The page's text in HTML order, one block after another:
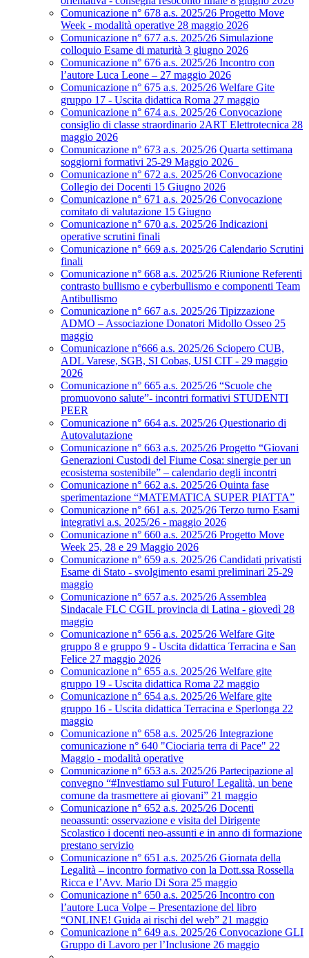
Comunicazione n° 678 a.s. 2025/26 Progetto Move
Week - modalità operative 28 maggio 2026
Comunicazione n° 677 a.s. 2025/26 Simulazione
colloquio Esame di maturità 3 giugno 2026
Comunicazione n° 676 a.s. 2025/26 Incontro con
l’autore Luca Leone – 27 maggio 2026
Comunicazione n° 675 a.s. 2025/26 Welfare Gite
gruppo 17 - Uscita didattica Roma 27 maggio
Comunicazione n° 674 a.s. 2025/26 Convocazione
consiglio di classe straordinario 2ART Elettrotecnica 28
maggio 2026
Comunicazione n° 673 a.s. 2025/26 Quarta settimana
soggiorni formativi 25-29 Maggio 2026
Comunicazione n° 672 a.s. 2025/26 Convocazione
Collegio dei Docenti 15 Giugno 2026
Comunicazione n° 671 a.s. 2025/26 Convocazione
comitato di valutazione 15 Giugno
Comunicazione n° 670 a.s. 2025/26 Indicazioni
operative scrutini finali
Comunicazione n° 669 a.s. 2025/26 Calendario Scrutini
finali
Comunicazione n° 668 a.s. 2025/26 Riunione Referenti
contrasto bullismo e cyberbullismo e componenti Team
Antibullismo
Comunicazione n° 667 a.s. 2025/26 Tipizzazione
ADMO – Associazione Donatori Midollo Osseo 25
maggio
Comunicazione n°666 a.s. 2025/26 Sciopero CUB,
ADL Varese, SGB, SI Cobas, USI CIT - 29 maggio
2026
Comunicazione n° 665 a.s. 2025/26 “Scuole che
promuovono salute”- incontri formativi STUDENTI
PEER
Comunicazione n° 664 a.s. 2025/26 Questionario di
Autovalutazione
Comunicazione n° 663 a.s. 2025/26 Progetto “Giovani
Generazioni Custodi del Fiume Cosa: sinergie per un
ecosistema sostenibile” – calendario degli incontri
Comunicazione n° 662 a.s. 2025/26 Quinta fase
sperimentazione “MATEMATICA SUPER PIATTA”
Comunicazione n° 661 a.s. 2025/26 Terzo turno Esami
integrativi a.s. 2025/26 - maggio 2026
Comunicazione n° 660 a.s. 2025/26 Progetto Move
Week 25, 28 e 29 Maggio 2026
Comunicazione n° 659 a.s. 2025/26 Candidati privatisti
Esame di Stato - svolgimento esami preliminari 25-29
maggio
Comunicazione n° 657 a.s. 2025/26 Assemblea
Sindacale FLC CGIL provincia di Latina - giovedì 28
maggio
Comunicazione n° 656 a.s. 2025/26 Welfare Gite
gruppo 8 e gruppo 9 - Uscita didattica Terracina e San
Felice 27 maggio 2026
Comunicazione n° 655 a.s. 2025/26 Welfare gite
gruppo 19 - Uscita didattica Roma 22 maggio
Comunicazione n° 654 a.s. 2025/26 Welfare gite
gruppo 16 - Uscita didattica Terracina e Sperlonga 22
maggio
Comunicazione n° 658 a.s. 2025/26 Integrazione
comunicazione n° 640 "Ciociaria terra di Pace" 22
Maggio - modalità operative
Comunicazione n° 653 a.s. 2025/26 Partecipazione al
convegno “#Investiamo sul Futuro! Legalità, un bene
comune da trasmettere ai giovani” 21 maggio
Comunicazione n° 652 a.s. 2025/26 Docenti
neoassunti: osservazione e visita del Dirigente
Scolastico i docenti neo-assunti e in anno di formazione
prestano servizio
Comunicazione n° 651 a.s. 2025/26 Giornata della
Legalità – incontro formativo con la Dott.ssa Rossella
Ricca e l’Avv. Mario Di Sora 25 maggio
Comunicazione n° 650 a.s. 2025/26 Incontro con
l’autore Luca Volpe – Presentazione del libro
“ONLINE! Guida ai rischi del web” 21 maggio
Comunicazione n° 649 a.s. 2025/26 Convocazione GLI
Gruppo di Lavoro per l’Inclusione 26 maggio